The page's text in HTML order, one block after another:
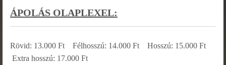
ÁPOLÁS OLAPLEXEL:
Rövid: 13.000 Ft Félhosszú: 14.000 Ft Hosszú: 15.000 Ft
Extra hosszú: 17.000 Ft